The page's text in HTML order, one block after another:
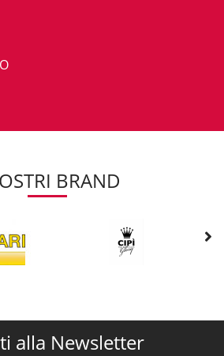
BRAND
alla Newsletter